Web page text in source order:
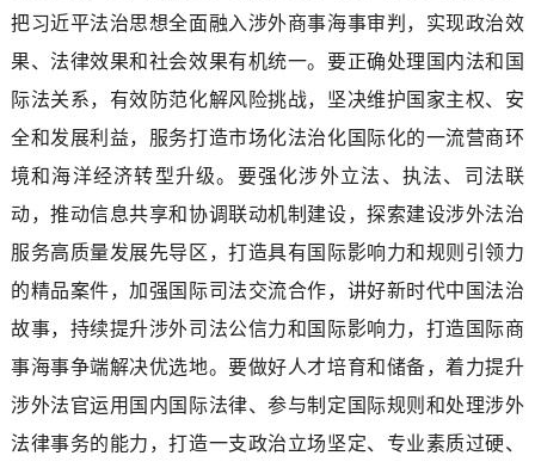
把习近平法治思想全面融入涉外商事海事审判，实现政治效
果、法律效果和社会效果有机统一。要正确处理国内法和国
际法关系，有效防范化解风险挑战，坚决维护国家主权、安
全和发展利益，服务打造市场化法治化国际化的一流营商环
境和海洋经济转型升级。要强化涉外立法、执法、司法联
动，推动信息共享和协调联动机制建设，探索建设涉外法治
服务高质量发展先导区，打造具有国际影响力和规则引领力
的精品案件，加强国际司法交流合作，讲好新时代中国法治
故事，持续提升涉外司法公信力和国际影响力，打造国际商
事海事争端解决优选地。要做好人才培育和储备，着力提升
涉外法官运用国内国际法律、参与制定国际规则和处理涉外
法律事务的能力，打造一支政治立场坚定、专业素质过硬、